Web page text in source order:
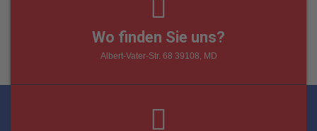
Wo finden Sie uns?
Albert-Vater-Str. 68 39108, MD